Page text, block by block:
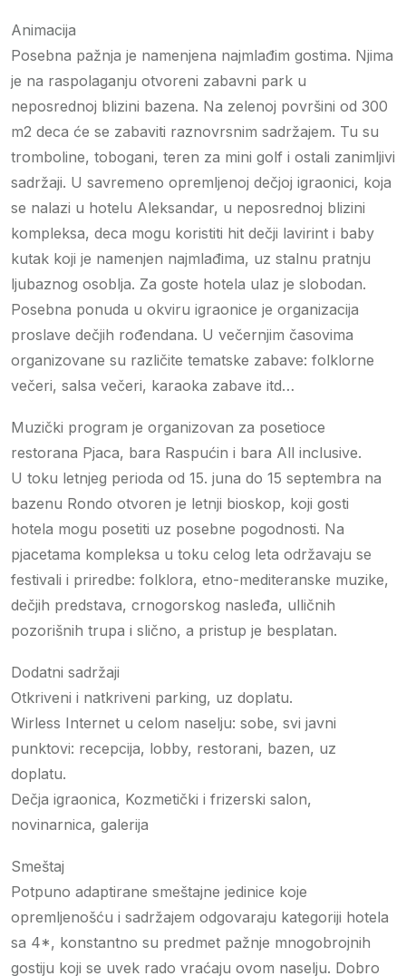
Animacija
Posebna pažnja je namenjena najmlađim gostima. Njima
je na raspolaganju otvoreni zabavni park u
neposrednoj blizini bazena. Na zelenoj površini od 300
m2 deca će se zabaviti raznovrsnim sadržajem. Tu su
tromboline, tobogani, teren za mini golf i ostali zanimljivi
sadržaji. U savremeno opremljenoj dečjoj igraonici, koja
se nalazi u hotelu Aleksandar, u neposrednoj blizini
kompleksa, deca mogu koristiti hit dečji lavirint i baby
kutak koji je namenjen najmlađima, uz stalnu pratnju
ljubaznog osoblja. Za goste hotela ulaz je slobodan.
Posebna ponuda u okviru igraonice je organizacija
proslave dečjih rođendana. U večernjim časovima
organizovane su različite tematske zabave: folklorne
večeri, salsa večeri, karaoka zabave itd…
Muzički program je organizovan za posetioce
restorana Pjaca, bara Raspućin i bara All inclusive.
U toku letnjeg perioda od 15. juna do 15 septembra na
bazenu Rondo otvoren je letnji bioskop, koji gosti
hotela mogu posetiti uz posebne pogodnosti. Na
pjacetama kompleksa u toku celog leta održavaju se
festivali i priredbe: folklora, etno-mediteranske muzike,
dečjih predstava, crnogorskog nasleđa, ulličnih
pozorišnih trupa i slično, a pristup je besplatan.
Dodatni sadržaji
Otkriveni i natkriveni parking, uz doplatu.
Wirless Internet u celom naselju: sobe, svi javni
punktovi: recepcija, lobby, restorani, bazen, uz
doplatu.
Dečja igraonica, Kozmetički i frizerski salon,
novinarnica, galerija
Smeštaj
Potpuno adaptirane smeštajne jedinice koje
opremljenošću i sadržajem odgovaraju kategoriji hotela
sa 4*, konstantno su predmet pažnje mnogobrojnih
gostiju koji se uvek rado vraćaju ovom naselju. Dobro